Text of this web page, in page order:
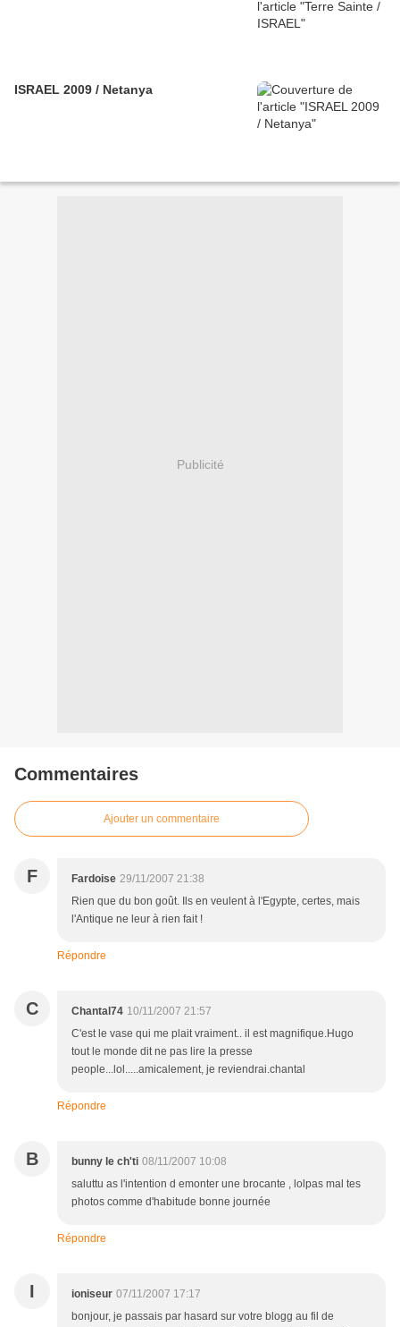
ISRAEL 2009 / Netanya
Publicité
Commentaires
Ajouter un commentaire
F Fardoise 29/11/2007 21:38
Rien que du bon goût. Ils en veulent à l'Egypte, certes, mais
l'Antique ne leur à rien fait !
Répondre
C Chantal74 10/11/2007 21:57
C'est le vase qui me plait vraiment.. il est magnifique.Hugo
tout le monde dit ne pas lire la presse
people...lol.....amicalement, je reviendrai.chantal
Répondre
B bunny le ch'ti 08/11/2007 10:08
saluttu as l'intention d emonter une brocante , lolpas mal tes
photos comme d'habitude bonne journée
Répondre
I ioniseur 07/11/2007 17:17
bonjour, je passais par hasard sur votre blogg au fil de